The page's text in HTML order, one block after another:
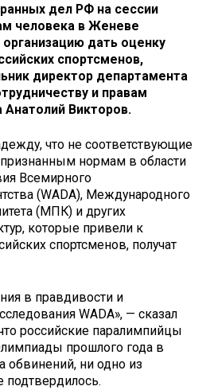
дел РФ на сессии
человека в Женеве
дать оценку
спортсменов,
директор департамента
и правам
Викторов.
что не соответствующие
нормам в области
Всемирного
(WADA), Международного
(МПК) и других
которые привели к
спортсменов, получат
в правдивости и
WADA», — сказал
российские паралимпийцы
прошлого года в
ни одно из
подтвердилось.